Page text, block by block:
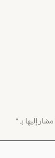
إليها بـ*